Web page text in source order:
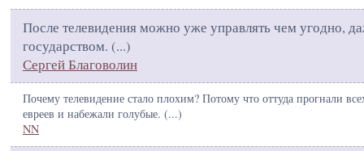
После телевидения можно уже управлять чем угодно,
государством. (...)
Сергей Благоволин
Почему телевидение стало плохим? Потому что оттуда прогнали
евреев и набежали голубые. (...)
NN